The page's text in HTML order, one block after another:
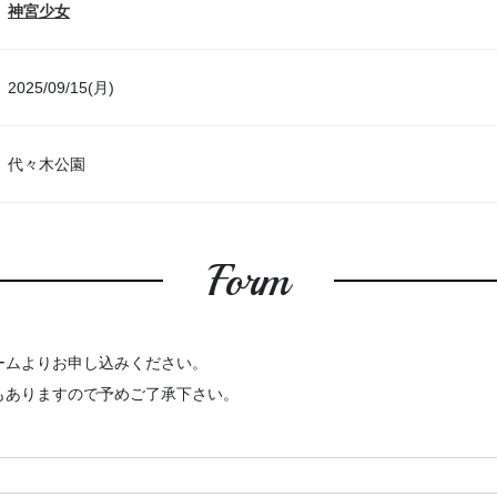
神宮少女
2025/09/15(月)
代々木公園
Form
よりお申し込みください。
りますので予めご了承下さい。